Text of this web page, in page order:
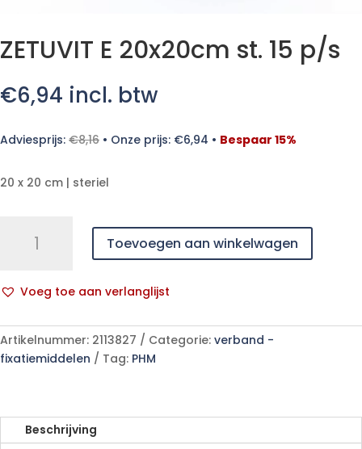
ZETUVIT E 20x20cm st. 15 p/s
€6,94 incl. btw
Adviesprijs: €8,16 • Onze prijs: €6,94 • Bespaar 15%
20 x 20 cm | steriel
15
aantal
Toevoegen aan winkelwagen
Voeg toe aan verlanglijst
l
t
e
a
t
Artikelnummer: 2113827 Categorie: verband -
fixatiemiddelen
Tag: PHM
Beschrijving